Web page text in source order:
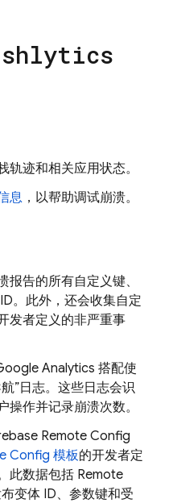
轨迹和相关应用状态。
息 ，以帮助调试崩溃。
报告的所有自定义键、
。此外，还会收集自定
发者定义的非严重事
Analytics 搭配使
”日志。这些日志会识
操作并记录崩溃次数。
Remote Config
Config 模板的开发者定
此数据包括 Remote
变体 ID、参数键和受